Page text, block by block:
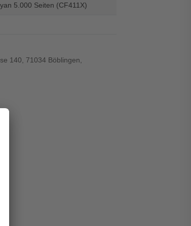
5.000 Seiten (CF411X)
140, 71034 Böblingen,